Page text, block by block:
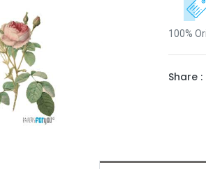
100%
Share :